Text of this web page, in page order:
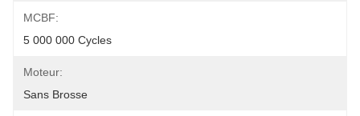
MCBF:
5 000 000 Cycles
Moteur:
Sans Brosse